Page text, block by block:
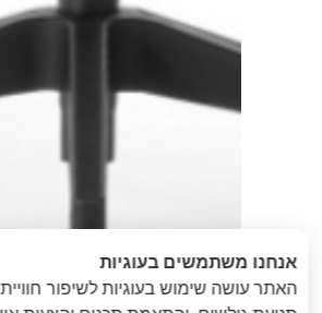
אנחנו משתמשים בעוגיות
האתר עושה שימוש בעוגיות לשיפור